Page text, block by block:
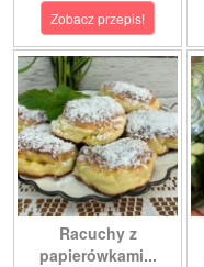
Zobacz przepis!
Racuchy z
papierówkami...